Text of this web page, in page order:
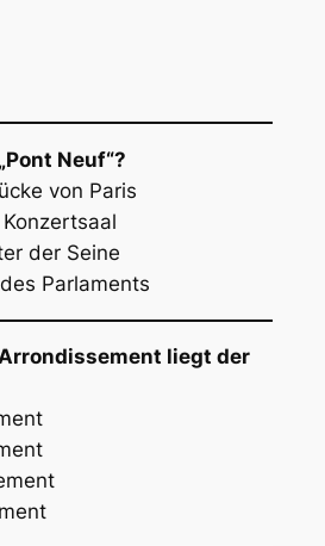
Neuf“?
von Paris
der Seine
Parlaments
liegt der